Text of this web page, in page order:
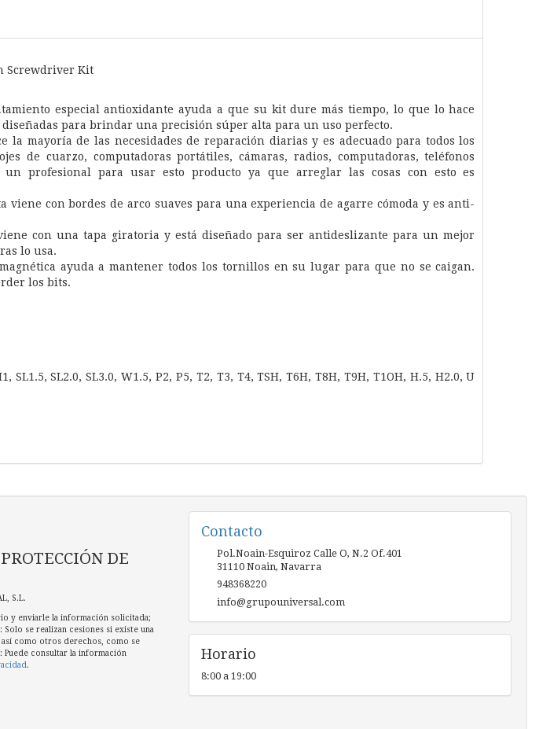
Screwdriver Kit
especial antioxidante ayuda a que su kit dure más tiempo, lo que lo hace
para brindar una precisión súper alta para un uso perfecto.
la mayoría de las necesidades de reparación diarias y es adecuado para todos los
de cuarzo, computadoras portátiles, cámaras, radios, computadoras, teléfonos
un profesional para usar esto producto ya que arreglar las cosas con esto es
con bordes de arco suaves para una experiencia de agarre cómoda y es anti-
con una tapa giratoria y está diseñado para ser antideslizante para un mejor
lo usa.
ayuda a mantener todos los tornillos en su lugar para que no se caigan.
los bits.
SL1.5, SL2.0, SL3.0, W1.5, P2, P5, T2, T3, T4, TSH, T6H, T8H, T9H, T1OH, H.5, H2.0, U
DE
S.L.
y enviarle la información solicitada;
: Solo se realizan cesiones si existe una
como otros derechos, como se
: Puede consultar la información
.
Contacto
Pol.Noain-Esquiroz Calle O, N.2 Of.401
31110 Noain, Navarra
948368220
info@grupouniversal.com
Horario
8:00 a 19:00